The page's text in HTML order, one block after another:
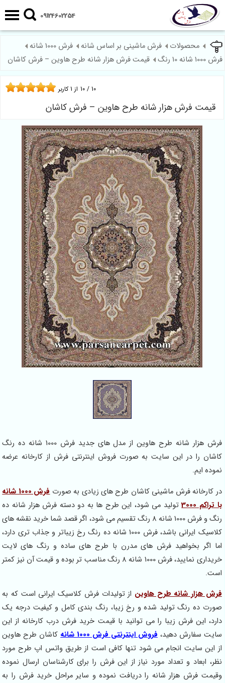
09124602254
محصولات فرش ماشینی بر اساس شانه
فرش 1000 شانه
فرش 1000 شانه 10 رنگ
قیمت فرش هزار شانه طرح هاوین – فرش کاشان
قیمت فرش هزار شانه طرح هاوین – فرش کاشان
10 / 10 از 1کاربر
فرش هزار شانه طرح هاوین از مدل های جدید فرش 1000 شانه ده رنگ
کاشان را در این سایت به صورت فروش اینترنتی فرش از کارخانه عرضه
نموده ایم.
در کارخانه فرش ماشینی کاشان طرح های زیادی به صورت
فرش 1000 شانه
با تراکم 3000
تولید می شود، این طرح ها به دو دسته فرش هزار شانه ده
رنگ و فرش 1000 شانه 8 رنگ تقسیم می شود، اگر قصد شما خرید نقشه های
کلاسیک ایرانی باشد، فرش 1000 شانه ده رنگ رخ زیباتر و جذاب تری دارد،
اما اگر بخواهید فرش های مدرن با طرح های ساده و رنگ های لایت
خریداری نمایید، فرش 1000 شانه 8 رنگ مناسب تر بوده و قیمت آن نیز کمتر
است.
فرش هزار شانه طرح هاوین از تولیدات فرش کلاسیک ایرانی است که به
صورت ده رنگ تولید شده و رخ زیبا، رنگ بندی کامل و کیفیت درجه یک
دارد، این فرش زیبا را می توانید با قیمت خرید فرش درب کارخانه از این
سایت سفارش دهید،فروش اینترنتی فرش 1000 شانه
کاشان طرح هاوین
از این سایت انجام می شود تنها کافی است از طریق واتس اپ طرح مورد
نظر، ابعاد و تعداد مورد نیاز از این فرش را برای کارشناسان ارسال نموده
وقیمت فرش هزار شانه را دریافت نموده و سایر مراحل خرید فرش را به